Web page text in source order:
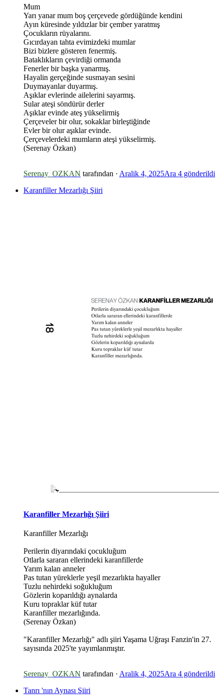
Mum
Yarı yanar mum boş çerçevede gördüğünde kendini
Ayın küresinde yıldızlar bir çember yaratmış
Çocukların rüyalarını.
Gıcırdayan tahta evimizdeki mumlar
Bizi bizlere gösteren fenermiş.
Bataklıkların çevirdiği ormanda
Fenerler bir başka yanarmış.
Hayalin gerçeğinde susmayan sesini
Duymayanlar duyarmış.
Aşıklar evlerinde ailelerini sayarmış.
Sular ateşi söndürür derler
Aşıklar evinde ateş yükselirmiş
Çerçeveler bir olur, sokaklar birleştiğinde
Evler bir olur aşıklar evinde.
Çerçevelerdeki mumların ateşi yükselirmiş.
(Serenay Özkan)
Serenay_OZKAN tarafından · Aralik 4, 2025Ara 4 gönderildi
Karanfiller Mezarlığı Şiiri
Karanfiller Mezarlığı Şiiri
Karanfiller Mezarlığı
Perilerin diyarındaki çocukluğum
Otlarla sararan ellerindeki karanfillerde
Yarım kalan anneler
Pas tutan yüreklerle yeşil mezarlıkta hayaller
Tuzlu nehirdeki soğukluğum
Gözlerin koparıldığı aynalarda
Kuru topraklar küf tutar
Karanfiller mezarlığında.
(Serenay Özkan)
"Karanfiller Mezarlığı" adlı şiiri Yaşama Uğraşı Fanzin'in 27.
sayısında 2025'te yayımlanmıştır.
Serenay_OZKAN tarafından · Aralik 4, 2025Ara 4 gönderildi
Tanrı 'nın Aynası Şiiri